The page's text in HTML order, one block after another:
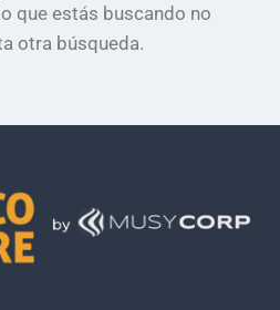
que estás buscando no
otra búsqueda.